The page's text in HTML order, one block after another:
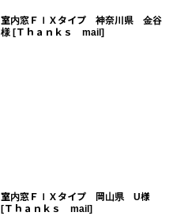
室内窓ＦＩＸタイプ 神奈川県 金谷
様 [Ｔｈａｎｋｓ mail ]
室内窓ＦＩＸタイプ 岡山県 U様
[Ｔｈａｎｋｓ mail ]